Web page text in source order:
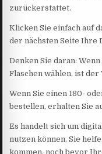
zurückerstattet.
Klicken Sie einfach auf
der nächsten Seite Ihre
Denken Sie daran:
Flaschen wählen, ist der
Wenn Sie einen 180-
bestellen, erhalten Sie
Es handelt sich um
nutzen können. Sie
kommen, noch bevor